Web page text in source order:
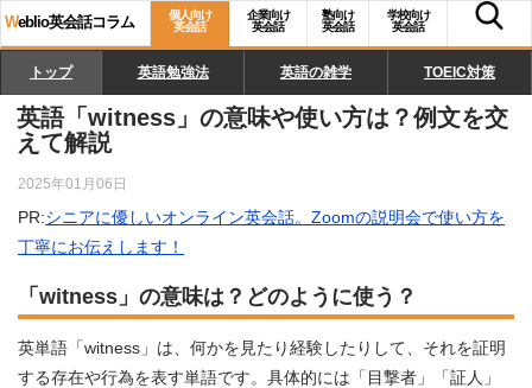
Weblio英会話コラム
個人向け
英会話
企業向け
英会話
塾向け
英会話
学校向け
英会話
トップ 英語勉強法 英語の雑学 TOEIC対策
英語「witness」の意味や使い方は？例文を交
えて解説
2025年01月06日
PR:シニアに優しいオンライン英会話。Zoomの説明会で使い方を
丁寧にお伝えします！
「witness」の意味は？どのように使う？
英単語「witness」は、何かを見たり経験したりして、それを証明
する存在や行為を表す単語です。具体的には「目撃者」「証人」